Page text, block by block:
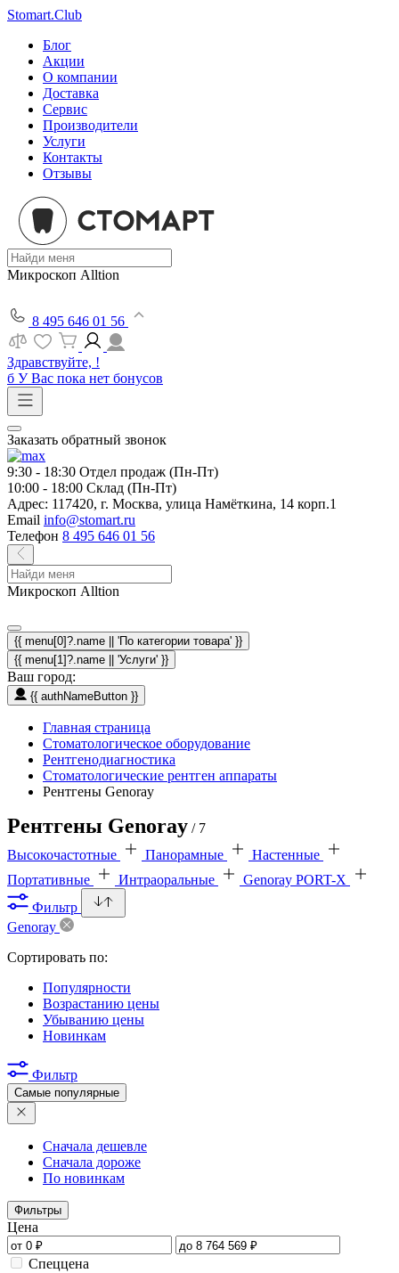
Stomart.Club
Блог
Акции
О компании
Доставка
Сервис
Производители
Услуги
Контакты
Отзывы
Микроскоп Alltion
8 495 646 01 56
Здравствуйте, !
б У Вас пока нет бонусов
Заказать обратный звонок
9:30 - 18:30 Отдел продаж (Пн-Пт)
10:00 - 18:00 Склад (Пн-Пт)
Адрес: 117420, г. Москва, улица Намёткина, 14 корп.1
Email info@stomart.ru
Телефон 8 495 646 01 56
Микроскоп Alltion
{{ menu[0]?.name || 'По категории товара' }}
{{ menu[1]?.name || 'Услуги' }}
Ваш город:
{{ authNameButton }}
Главная страница
Стоматологическое оборудование
Рентгенодиагностика
Стоматологические рентген аппараты
Рентгены Genoray
Рентгены Genoray / 7
Высокочастотные
Панорамные
Настенные
Портативные
Интраоральные
Genoray PORT-X
Фильтр
Genoray
Сортировать по:
Популярности
Возрастанию цены
Убыванию цены
Новинкам
Фильтр
Самые популярные
Сначала дешевле
Сначала дороже
По новинкам
Фильтры
Цена
Спеццена